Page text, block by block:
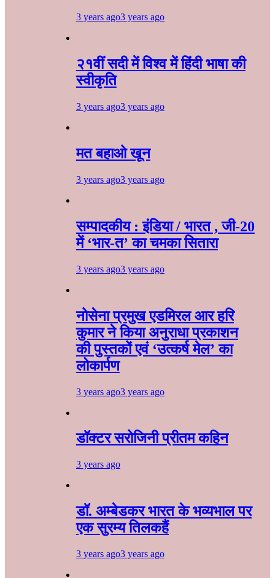
3 years ago3 years ago
२१वीं सदी में विश्व में हिंदी भाषा की
स्वीकृति
3 years ago3 years ago
मत बहाओ खून
3 years ago3 years ago
सम्पादकीय : इंडिया / भारत , जी-20
में ‘भार-त’ का चमका सितारा
3 years ago3 years ago
नोसेना प्रमुख एडमिरल आर हरि
कुमार ने किया अनुराधा प्रकाशन
की पुस्तकों एवं ‘उत्कर्ष मेल’ का
लोकार्पण
3 years ago3 years ago
डॉक्टर सरोजिनी प्रीतम कहिन
3 years ago
डॉ. अम्बेडकर भारत के भव्यभाल पर
एक सुरम्य तिलकहैं
3 years ago3 years ago